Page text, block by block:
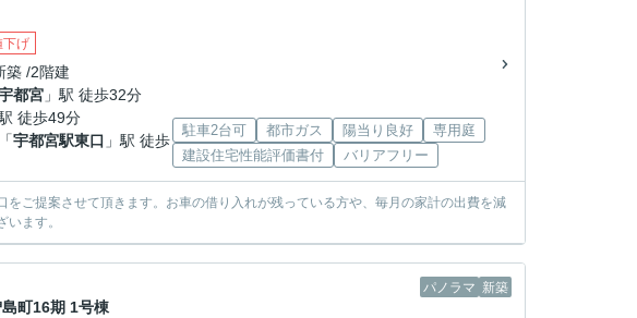
下げ
築 /2階建
都宮 」駅 徒歩32分
徒歩49分
「宇都宮駅東口 」駅 徒歩
駐車2台可 都市ガス 陽当り良好
専用庭
建設住宅性能評価書付
バリアフリー
ご提案させて頂きます。お車の借り入れが残っている方や、毎月の家計の出費を減
ます。
パノラマ 新築
町16期 1号棟